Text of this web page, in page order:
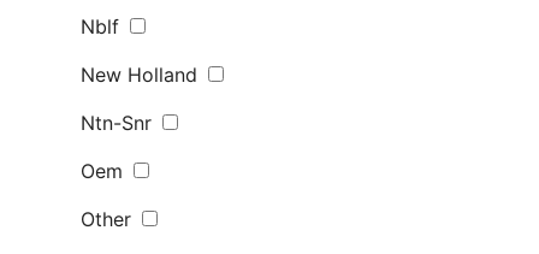
Nblf
New Holland
Ntn-Snr
Oem
Other